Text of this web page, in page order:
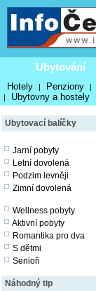
Ubytování
Hotely | Penziony |
| Ubytovny a hostely
Ubytovací balíčky
Jarní pobyty
Letní dovolená
Podzim levněji
Zimní dovolená
Wellness pobyty
Aktivní pobyty
Romantika pro dva
S dětmi
Senioři
Náhodný tip